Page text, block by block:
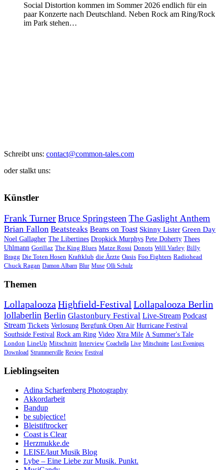
Social Distortion kommen im Sommer 2026 endlich für ein
paar Konzerte nach Deutschland. Neben Rock am Ring/Rock
im Park stehen…
Schreibt uns: contact@common-tales.com
oder stalkt uns:
Künstler
Frank TurnerBruce Springsteen The Gaslight Anthem
Brian Fallon Beatsteaks Beans on Toast Skinny Lister Green Day
Noel Gallagher The Libertines Dropkick Murphys Pete Doherty Thees
Uhlmann Gorillaz The King Blues Matze Rossi Donots Will Varley Billy
Bragg Die Toten Hosen Kraftklub die Ärzte Oasis Foo Fighters Radiohead
Chuck Ragan Damon Albarn Blur Muse Olli Schulz
Themen
Lollapalooza Highfield-Festival Lollapalooza Berlin
lollaberlin Berlin Glastonbury Festival Live-Stream Podcast
Stream Tickets Verlosung Bergfunk Open Air Hurricane Festival
Southside Festival Rock am Ring Video Xtra Mile A Summer's Tale
London LineUp Mitschnitt Interview Coachella Live Mitschnitte Lost Evenings
Download Strummerville Review Festival
Lieblingseiten
Adina Scharfenberg Photography
Akkordarbeit
Bandup
be subjectice!
Bleistiftrocker
Coast is Clear
Herzmukke.de
LEISE/laut Musik Blog
Lybe – Eine Liebe zur Musik. Punkt.